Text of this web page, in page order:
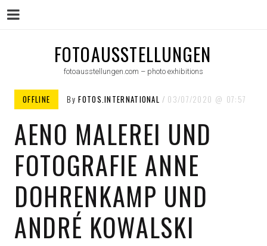
FOTOAUSSTELLUNGEN
fotoausstellungen.com – photo exhibitions
OFFLINE ByFOTOS.INTERNATIONAL 03/07/2020 07:57
AENO MALEREI UND
FOTOGRAFIE ANNE
DOHRENKAMP UND
ANDRÉ KOWALSKI
Menu